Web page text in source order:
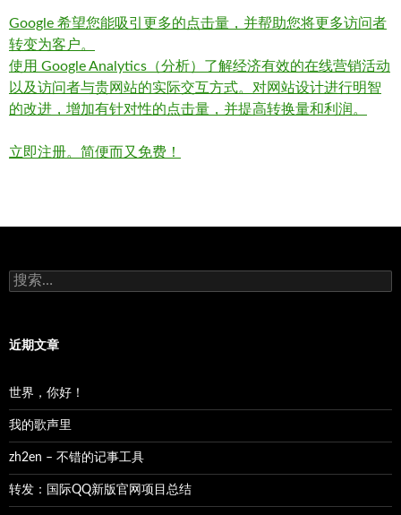
Google 希望您能吸引更多的点击量，并帮助您将更多访问者
转变为客户。
使用 Google Analytics（分析）了解经济有效的在线营销活动
以及访问者与贵网站的实际交互方式。对网站设计进行明智
的改进，增加有针对性的点击量，并提高转换量和利润。
立即注册。简便而又免费！
搜
索：
近期文章
世界，你好！
我的歌声里
zh2en – 不错的记事工具
转发：国际QQ新版官网项目总结